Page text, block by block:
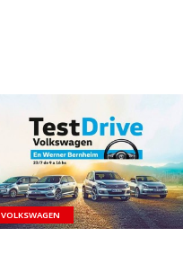
VER NOTA
VOLKSWAGEN